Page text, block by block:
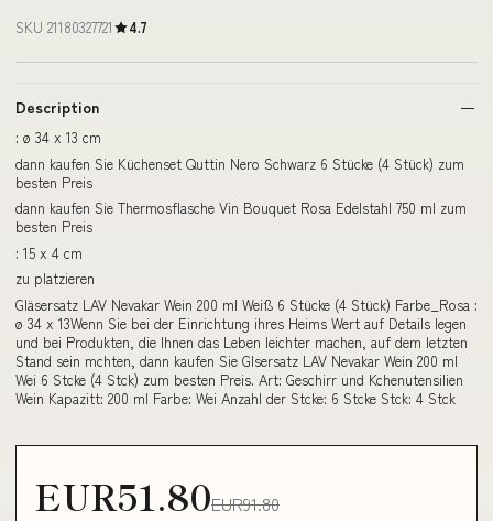
SKU 21180327721 4.7
Description
: ø 34 x 13 cm
dann kaufen Sie Küchenset Quttin Nero Schwarz 6 Stücke (4 Stück) zum
besten Preis
dann kaufen Sie Thermosflasche Vin Bouquet Rosa Edelstahl 750 ml zum
besten Preis
: 15 x 4 cm
zu platzieren
Gläsersatz LAV Nevakar Wein 200 ml Weiß 6 Stücke (4 Stück) Farbe_Rosa :
ø 34 x 13Wenn Sie bei der Einrichtung ihres Heims Wert auf Details legen
und bei Produkten, die Ihnen das Leben leichter machen, auf dem letzten
Stand sein mchten, dann kaufen Sie Glsersatz LAV Nevakar Wein 200 ml
Wei 6 Stcke (4 Stck) zum besten Preis. Art: Geschirr und Kchenutensilien
Wein Kapazitt: 200 ml Farbe: Wei Anzahl der Stcke: 6 Stcke Stck: 4 Stck
EUR51.80EUR91.80